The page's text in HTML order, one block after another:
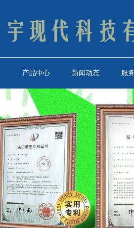
产品中心 新闻动态 服